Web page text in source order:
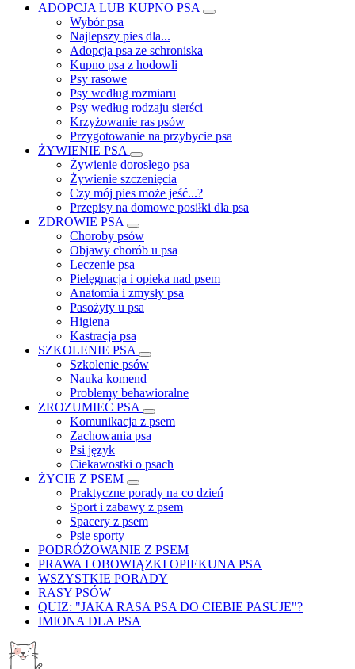
ADOPCJA LUB KUPNO PSA
Wybór psa
Najlepszy pies dla...
Adopcja psa ze schroniska
Kupno psa z hodowli
Psy rasowe
Psy według rozmiaru
Psy według rodzaju sierści
Krzyżowanie ras psów
Przygotowanie na przybycie psa
ŻYWIENIE PSA
Żywienie dorosłego psa
Żywienie szczenięcia
Czy mój pies może jeść...?
Przepisy na domowe posiłki dla psa
ZDROWIE PSA
Choroby psów
Objawy chorób u psa
Leczenie psa
Pielęgnacja i opieka nad psem
Anatomia i zmysły psa
Pasożyty u psa
Higiena
Kastracja psa
SZKOLENIE PSA
Szkolenie psów
Nauka komend
Problemy behawioralne
ZROZUMIEĆ PSA
Komunikacja z psem
Zachowania psa
Psi język
Ciekawostki o psach
ŻYCIE Z PSEM
Praktyczne porady na co dzień
Sport i zabawy z psem
Spacery z psem
Psie sporty
PODRÓŻOWANIE Z PSEM
PRAWA I OBOWIĄZKI OPIEKUNA PSA
WSZYSTKIE PORADY
RASY PSÓW
QUIZ: "JAKA RASA PSA DO CIEBIE PASUJE"?
IMIONA DLA PSA